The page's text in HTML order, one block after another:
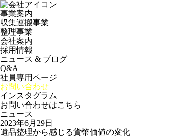
事業案内
収集運搬事業
整理事業
会社案内
採用情報
ニュース & ブログ
Q&A
社員専用ページ
お問い合わせ
インスタグラム
お問い合わせはこちら
ニュース
2023年6月29日
遺品整理から感じる貨幣価値の変化